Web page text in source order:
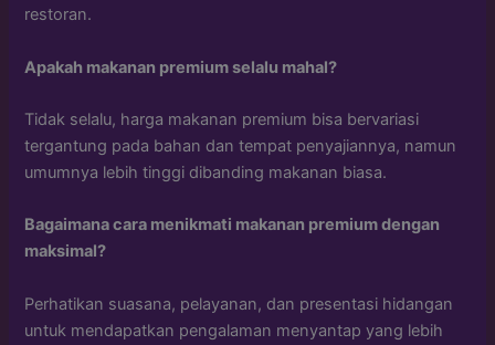
restoran.
Apakah makanan premium selalu mahal?
Tidak selalu, harga makanan premium bisa bervariasi
tergantung pada bahan dan tempat penyajiannya, namun
umumnya lebih tinggi dibanding makanan biasa.
Bagaimana cara menikmati makanan premium dengan
maksimal?
Perhatikan suasana, pelayanan, dan presentasi hidangan
untuk mendapatkan pengalaman menyantap yang lebih